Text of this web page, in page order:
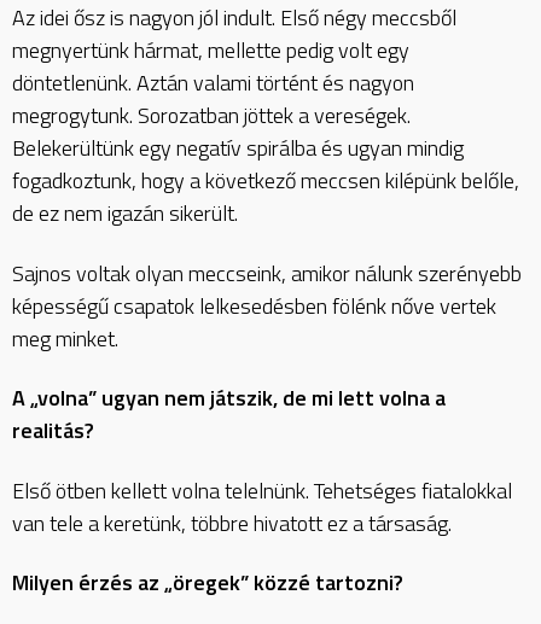
Az idei ősz is nagyon jól indult. Első négy meccsből
megnyertünk hármat, mellette pedig volt egy
döntetlenünk. Aztán valami történt és nagyon
megrogytunk. Sorozatban jöttek a vereségek.
Belekerültünk egy negatív spirálba és ugyan mindig
fogadkoztunk, hogy a következő meccsen kilépünk belőle,
de ez nem igazán sikerült.
Sajnos voltak olyan meccseink, amikor nálunk szerényebb
képességű csapatok lelkesedésben fölénk nőve vertek
meg minket.
A „volna” ugyan nem játszik, de mi lett volna a
realitás?
Első ötben kellett volna telelnünk. Tehetséges fiatalokkal
van tele a keretünk, többre hivatott ez a társaság.
Milyen érzés az „öregek” közzé tartozni?